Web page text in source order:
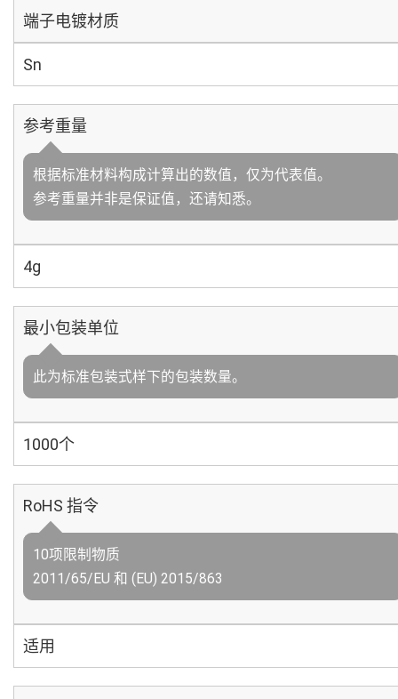
端子电镀材质
Sn
参考重量
根据标准材料构成计算出的数值，仅为代表值。
参考重量并非是保证值，还请知悉。
4g
最小包装单位
此为标准包装式样下的包装数量。
1000个
RoHS 指令
10项限制物质
2011/65/EU 和 (EU) 2015/863
适用